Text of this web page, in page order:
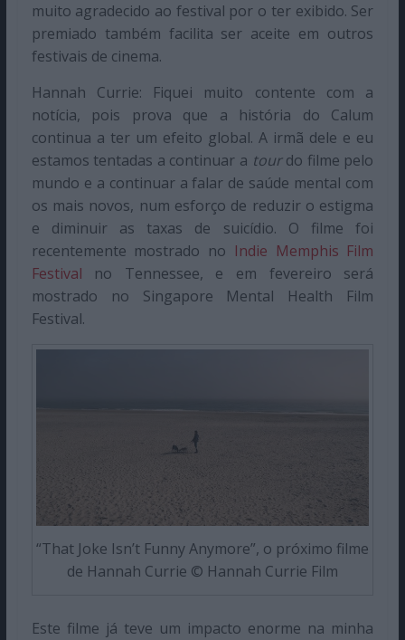
muito agradecido ao festival por o ter exibido. Ser
premiado também facilita ser aceite em outros
festivais de cinema.
Hannah Currie: Fiquei muito contente com a
notícia, pois prova que a história do Calum
continua a ter um efeito global. A irmã dele e eu
estamos tentadas a continuar a tourdo filme pelo
mundo e a continuar a falar de saúde mental com
os mais novos, num esforço de reduzir o estigma
e diminuir as taxas de suicídio. O filme foi
recentemente mostrado no Indie Memphis Film
Festival no Tennessee, e em fevereiro será
mostrado no Singapore Mental Health Film
Festival.
“That Joke Isn’t Funny Anymore”, o próximo filme
de Hannah Currie © Hannah Currie Film
Este filme já teve um impacto enorme na minha